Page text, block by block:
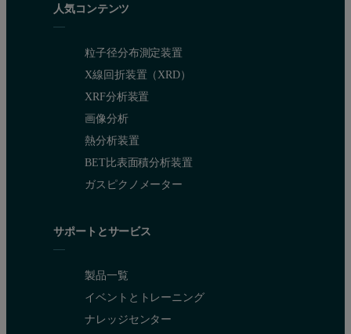
Define goals - setting the ATP
'…particle size analysis is not an objective in itself but a means
In an industrial setting, particle size is measured because it
To answer this question it is helpful to refer back to the QbD
Processability
Content uniformity
Stability
If a particle size specification is required then this is the basis
人気コンテンツ
粒子径分布測定装置
X線回折装置（XRD）
XRF分析装置
画像分析
熱分析装置
BET比表面積分析装置
ガスピクノメーター
サポートとサービス
製品一覧
イベントとトレーニング
ナレッジセンター